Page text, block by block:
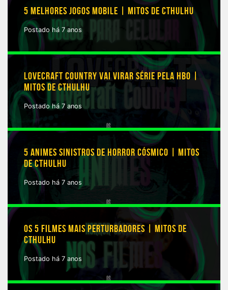
5 MELHORES JOGOS MOBILE | MITOS DE CTHULHU
Postado há 7 anos
LOVECRAFT COUNTRY VAI VIRAR SÉRIE PELA HBO |
MITOS DE CTHULHU
Postado há 7 anos
5 ANIMES SINISTROS DE HORROR CÓSMICO | MITOS
DE CTHULHU
Postado há 7 anos
OS 5 FILMES MAIS PERTURBADORES | MITOS DE
CTHULHU
Postado há 7 anos